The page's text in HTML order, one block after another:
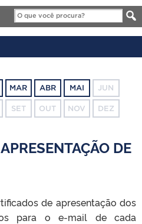
Canais
MAR ABR MAI JUN
SET OUT NOV DEZ
DE
de apresentação dos
para o e-mail de cada